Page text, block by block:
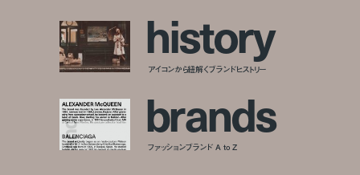
history
アイコンから紐解くブランドヒストリー
brands
ファッションブランド A to Z